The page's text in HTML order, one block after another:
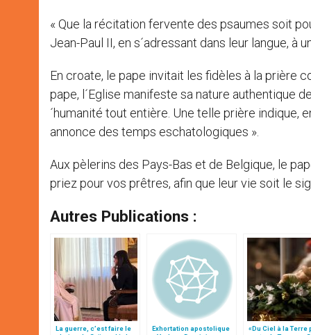
« Que la récitation fervente des psaumes soit
Jean-Paul II, en s´adressant dans leur langue, à
En croate, le pape invitait les fidèles à la prière
pape, l´Eglise manifeste sa nature authentique
´humanité tout entière. Une telle prière indique,
annonce des temps eschatologiques ».
Aux pèlerins des Pays-Bas et de Belgique, le
priez pour vos prêtres, afin que leur vie soit le
Autres Publications :
La guerre, c’est faire le
Exhortation apostolique
«Du Ciel à la Terre